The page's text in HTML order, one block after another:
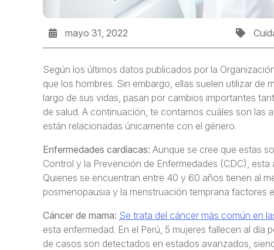
mayo 31, 2022
Según los últimos datos publicados por la
que los hombres. Sin embargo, ellas suelen utilizar
largo de sus vidas, pasan por cambios importantes
de salud. A continuación, te contamos cuáles son las
están relacionadas únicamente con el género.
Enfermedades cardíacas: Aunque se cree que estas
Control y la Prevención de Enfermedades (CDC),
Quienes se encuentran entre 40 y 60 años tienen al
posmenopausia y la menstruación temprana factores
Cáncer de mama: Se trata del cáncer más común en
esta enfermedad. En el Perú, 5 mujeres fallecen al
de casos son detectados en estados avanzados,